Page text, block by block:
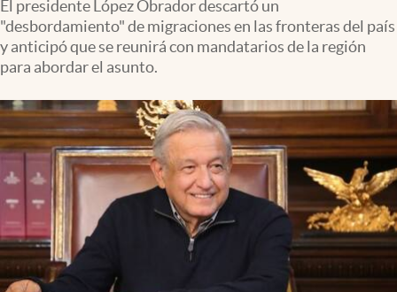
Tv
Clima
Mediakit
abre en nueva pestaña
México
El presidente López Obrador descartó un
"desbordamiento" de migraciones en las fronteras del país
y anticipó que se reunirá con mandatarios de la región
para abordar el asunto.